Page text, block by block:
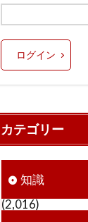
ログイン
カテゴリー
知識
(2,016)